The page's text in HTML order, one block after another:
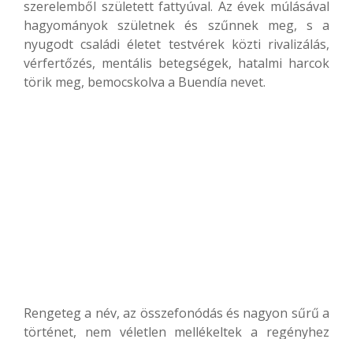
szerelemből született fattyúval. Az évek múlásával
hagyományok születnek és szűnnek meg, s a
nyugodt családi életet testvérek közti rivalizálás,
vérfertőzés, mentális betegségek, hatalmi harcok
törik meg, bemocskolva a Buendía nevet.
Rengeteg a név, az összefonódás és nagyon sűrű a
történet, nem véletlen mellékeltek a regényhez